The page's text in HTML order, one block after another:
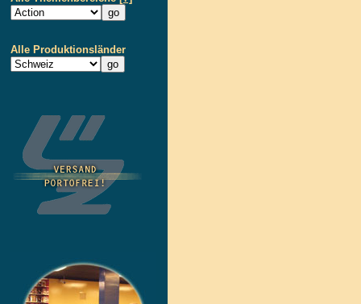
Alle Produktionsländer